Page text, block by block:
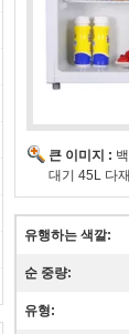
큰 이미지 :
대기 45L 다
유행하는 색깔:
순 중량:
유형: